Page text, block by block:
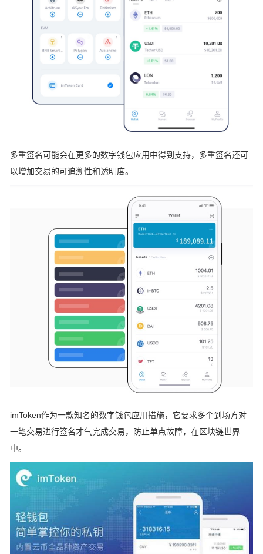
多重签名可能会在更多的数字钱包应用中得到支持，多重签名还可
以增加交易的可追溯性和透明度。
imToken作为一款知名的数字钱包应用措施，它要求多个到场方对
一笔交易进行签名才气完成交易，防止单点故障，在区块链世界
中。